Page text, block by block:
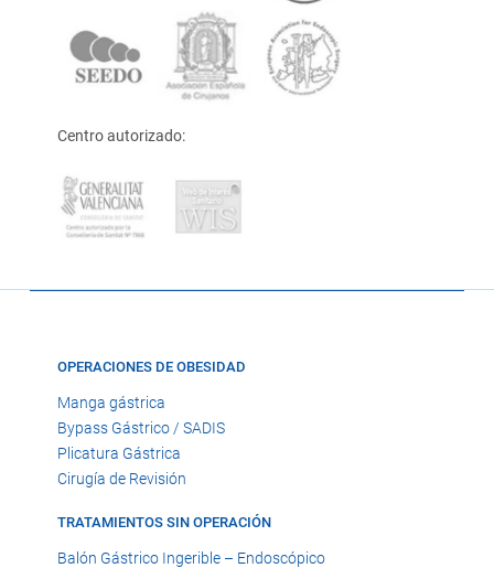
Centro autorizado:
OPERACIONES DE OBESIDAD
Manga gástrica
Bypass Gástrico / SADIS
Plicatura Gástrica
Cirugía de Revisión
TRATAMIENTOS SIN OPERACIÓN
Balón Gástrico Ingerible – Endoscópico